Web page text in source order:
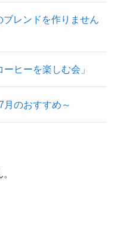
レンドを作りません
ヒーを楽しむ会」
のおすすめ～